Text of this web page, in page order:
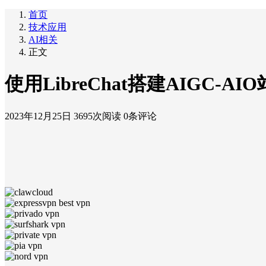
首页
技术应用
AI相关
正文
使用LibreChat搭建AIGC-AIO
2023年12月25日 3695次阅读 0条评论